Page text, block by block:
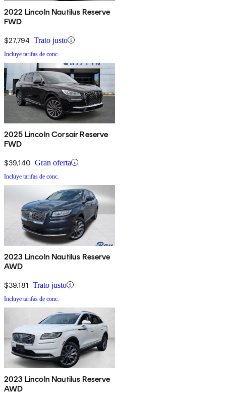
2022 Lincoln Nautilus Reserve
FWD
$27,794 Trato justo
Incluye tarifas de conc.
2025 Lincoln Corsair Reserve
FWD
$39,140 Gran oferta
Incluye tarifas de conc.
2023 Lincoln Nautilus Reserve
AWD
$39,181 Trato justo
Incluye tarifas de conc.
2023 Lincoln Nautilus Reserve
AWD